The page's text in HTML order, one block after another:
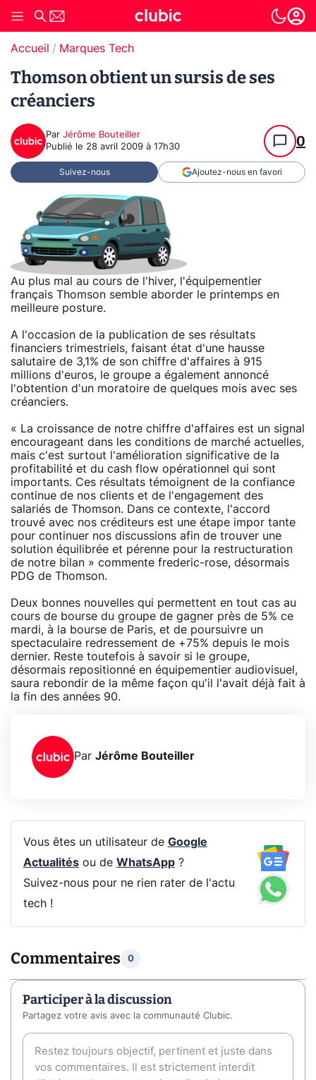
Accueil Marques Tech
Thomson obtient un sursis de ses
créanciers
Par Jérôme Bouteiller
Publié le 28 avril 2009 à 17h30 0
Suivez-nous Ajoutez-nous en favori
Au plus mal au cours de l'hiver, l'équipementier
français Thomson semble aborder le printemps en
meilleure posture.
A l'occasion de la publication de ses résultats
financiers trimestriels, faisant état d'une hausse
salutaire de 3,1% de son chiffre d'affaires à 915
millions d'euros, le groupe a également annoncé
l'obtention d'un moratoire de quelques mois avec ses
créanciers.
« La croissance de notre chiffre d'affaires est un signal
encourageant dans les conditions de marché actuelles,
mais c'est surtout l'amélioration significative de la
profitabilité et du cash flow opérationnel qui sont
importants. Ces résultats témoignent de la confiance
continue de nos clients et de l'engagement des
salariés de Thomson. Dans ce contexte, l'accord
trouvé avec nos créditeurs est une étape impor tante
pour continuer nos discussions afin de trouver une
solution équilibrée et pérenne pour la restructuration
de notre bilan » commente frederic-rose, désormais
PDG de Thomson.
Deux bonnes nouvelles qui permettent en tout cas au
cours de bourse du groupe de gagner près de 5% ce
mardi, à la bourse de Paris, et de poursuivre un
spectaculaire redressement de +75% depuis le mois
dernier. Reste toutefois à savoir si le groupe,
désormais repositionné en équipementier audiovisuel,
saura rebondir de la même façon qu'il l'avait déjà fait à
la fin des années 90.
Par Jérôme Bouteiller
Vous êtes un utilisateur de Google
Actualitésou de WhatsApp?
Suivez-nous pour ne rien rater de l'actu
tech !
Commentaires 0
Participer à la discussion
Partagez votre avis avec la communauté Clubic.